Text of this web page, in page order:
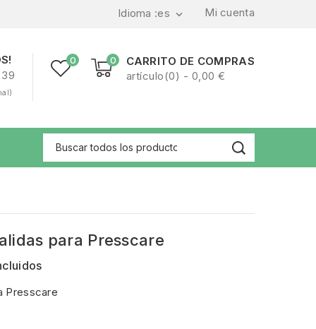
Mi cuenta
Idioma :es 
0
CARRITO DE COMPRAS
artículo(0) - 0,00 €
0
para Presscare
Presscare